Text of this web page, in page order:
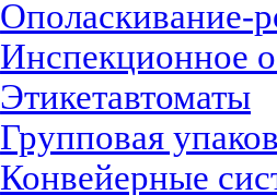
Ополаскивание-
Инспекционное
Этикетавтоматы
Групповая
Конвейерные